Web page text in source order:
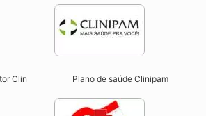
Clin Plano de saúde Clinipam